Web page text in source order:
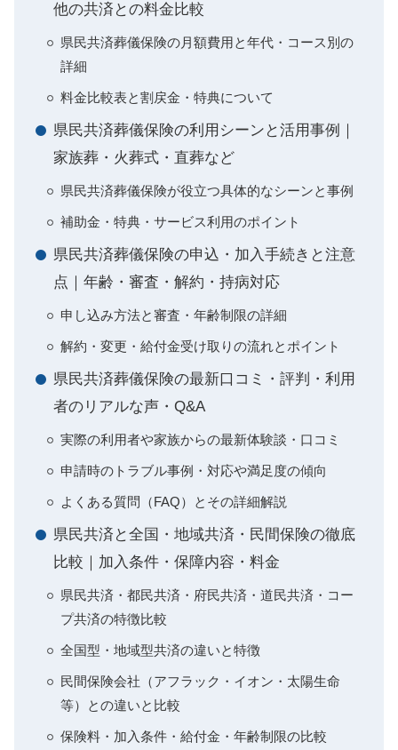
他の共済との料金比較
県民共済葬儀保険の月額費用と年代・コース別の
詳細
料金比較表と割戻金・特典について
県民共済葬儀保険の利用シーンと活用事例｜
家族葬・火葬式・直葬など
県民共済葬儀保険が役立つ具体的なシーンと事例
補助金・特典・サービス利用のポイント
県民共済葬儀保険の申込・加入手続きと注意
点｜年齢・審査・解約・持病対応
申し込み方法と審査・年齢制限の詳細
解約・変更・給付金受け取りの流れとポイント
県民共済葬儀保険の最新口コミ・評判・利用
者のリアルな声・Q&A
実際の利用者や家族からの最新体験談・口コミ
申請時のトラブル事例・対応や満足度の傾向
よくある質問（FAQ）とその詳細解説
県民共済と全国・地域共済・民間保険の徹底
比較｜加入条件・保障内容・料金
県民共済・都民共済・府民共済・道民共済・コー
プ共済の特徴比較
全国型・地域型共済の違いと特徴
民間保険会社（アフラック・イオン・太陽生命
等）との違いと比較
保険料・加入条件・給付金・年齢制限の比較